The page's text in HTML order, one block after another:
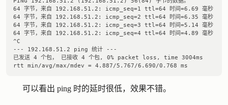
64 字节，来自 192.168.51.2: icmp_seq=1 ttl=64 时间=6.69 毫秒
64 字节，来自 192.168.51.2: icmp_seq=2 ttl=64 时间=6.35 毫秒
64 字节，来自 192.168.51.2: icmp_seq=3 ttl=64 时间=5.14 毫秒
64 字节，来自 192.168.51.2: icmp_seq=4 ttl=64 时间=4.89 毫秒
^C
--- 192.168.51.2 ping 统计 ---
已发送 4 个包， 已接收 4 个包, 0% packet loss, time 3004ms
可以看出 ping 时的延时很低，效果不错。